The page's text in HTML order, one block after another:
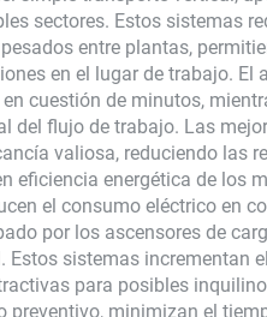
sectores. Estos sistemas
entre plantas,
en el lugar de trabajo.
cuestión de minutos,
flujo de trabajo. Las
valiosa, reduciendo las
eficiencia energética de los
el consumo eléctrico en
por los ascensores de
sistemas
para posibles
minimizan el